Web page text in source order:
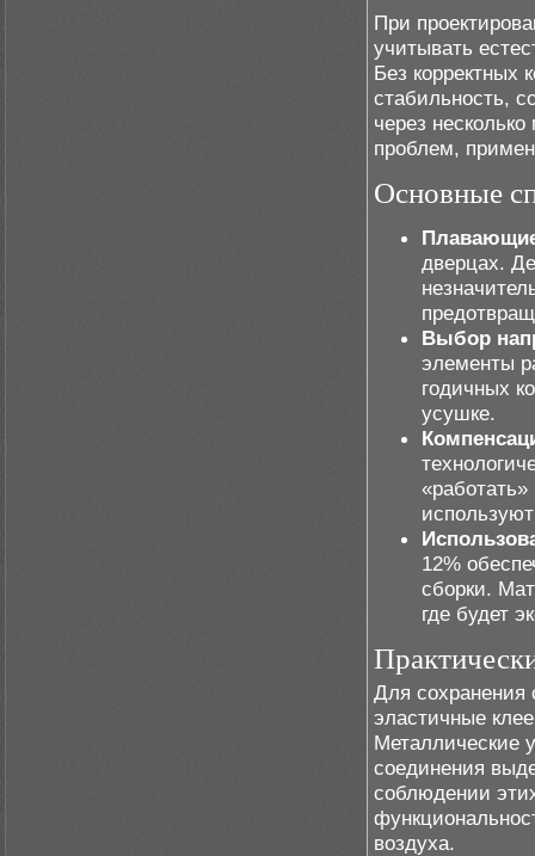
При
учитывать
Без корректных
стабильность,
через
проблем,
Основные
дверцах.
Выбор
элементы
годичных
усушке.
12%
сборки.
где будет
Для сохранения
эластичные
Металлические
соединения
соблюдении
воздуха.